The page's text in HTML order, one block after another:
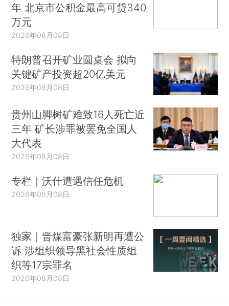
年 北京市公积金最高可贷340
万元
2026年08月08日
特朗普召开矿业圆桌会 拟向
关键矿产投资超20亿美元
2026年08月08日
贵州山脚树矿难致16人死亡近
三年 矿长涉罪被罢免全国人
大代表
2026年08月08日
专栏｜沃什遭遇信任危机
2026年08月08日
独家｜晋煤富豪张新明再遭公
诉 涉组织领导黑社会性质组
织等17宗罪名
2026年08月08日